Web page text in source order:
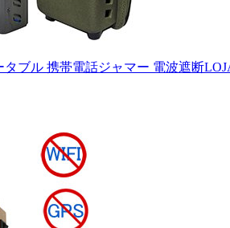
ブル 携帯電話ジャマー 電波遮断